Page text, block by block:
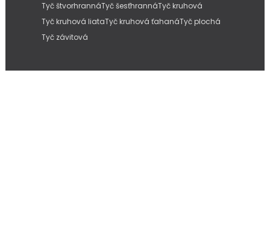
Tyč štvorhrannáTyč šesťhrannáTyč kruhová
Tyč kruhová liataTyč kruhová ťahanáTyč plochá
Tyč závitová